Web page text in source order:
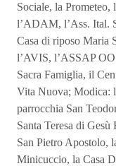
Sociale, la
l’ADAM, l’Ass. Ital.
Casa di riposo Maria
l’AVIS, l’ASSAP
Sacra Famiglia, il
Vita Nuova; Modica:
parrocchia San
Santa Teresa di
San Pietro Apostolo,
Minicuccio, la Casa